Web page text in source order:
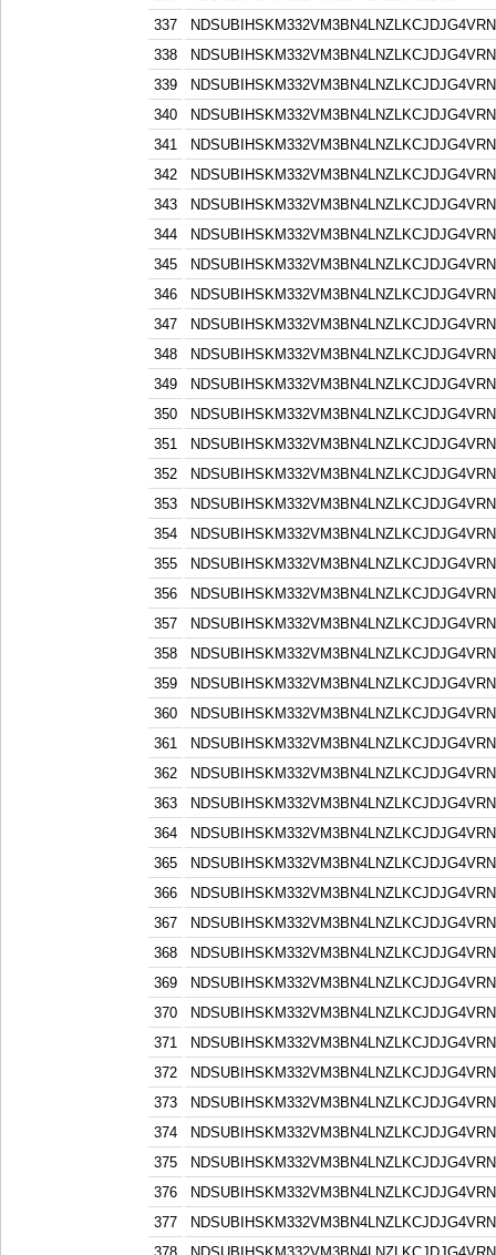
337
338
339
340
341
342
343
344
345
346
347
348
349
350
351
352
353
354
355
356
357
358
359
360
361
362
363
364
365
366
367
368
369
370
371
372
373
374
375
376
377